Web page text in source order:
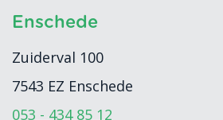
Enschede
Zuiderval 100
7543 EZ Enschede
053 - 434 85 12